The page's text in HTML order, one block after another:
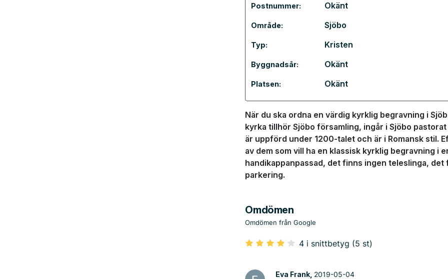
Postnummer: Okänt
Område: Sjöbo
Typ: Kristen
Byggnadsår: Okänt
Platsen: Okänt
När du ska ordna en värdig kyrklig begravning i
kyrka tillhör Sjöbo församling, ingår i Sjöbo
är uppförd under 1200-talet och är i Romansk stil.
av dem som vill ha en klassisk kyrklig begravning i
handikappanpassad, det finns ingen teleslinga,
parkering.
Omdömen
Omdömen från Google
4 i snittbetyg (5 st)
Eva Frank, 2019-05-04